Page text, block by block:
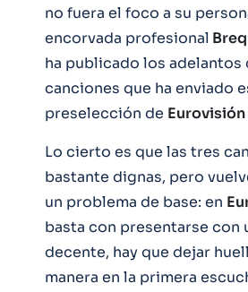
no fuera el foco a su
encorvada profesional
ha publicado los adelantos
canciones que ha enviado
preselección de Eurovisión
Lo cierto es que las tres
bastante dignas, pero
un problema de base: en
basta con presentarse con
decente, hay que dejar
manera en la primera